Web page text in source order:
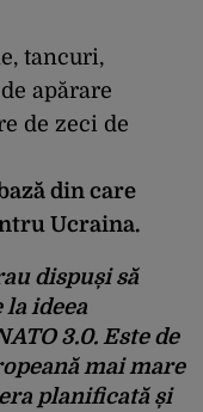
tancuri,
apărare
de zeci de
din care
Ucraina.
dispuși să
ideea
3.0. Este de
mai mare
planificată și